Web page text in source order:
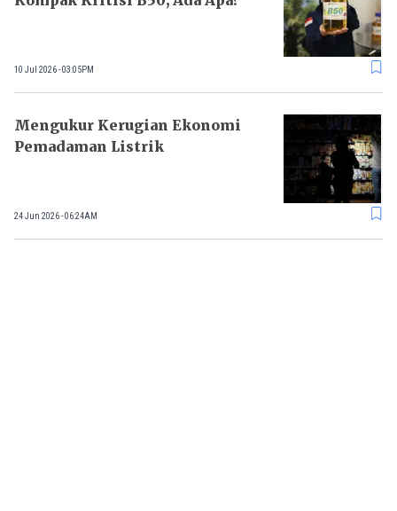
10 Jul 2026 - 03:05PM
Mengukur Kerugian Ekonomi
Pemadaman Listrik
24 Jun 2026 - 06:24AM